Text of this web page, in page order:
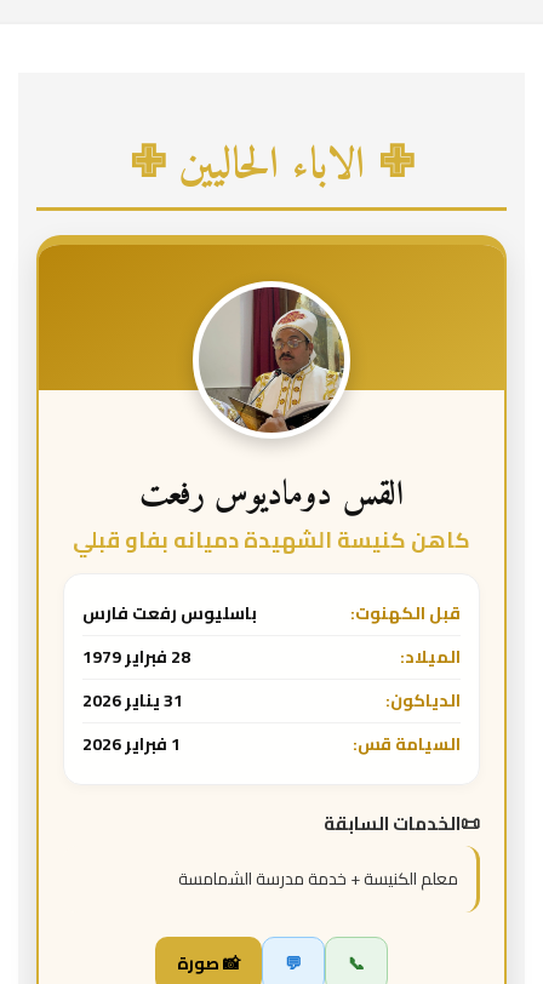
✙ الاباء الحاليين ✙
القس دوماديوس رفعت
كاهن كنيسة الشهيدة دميانه بفاو قبلي
قبل الكهنوت:
باسليوس رفعت فارس
الميلاد:
28 فبراير 1979
الدياكون:
31 يناير 2026
السيامة قس:
1 فبراير 2026
الخدمات السابقة
معلم الكنيسة + خدمة مدرسة الشمامسة
📞
💬 📸 صورة